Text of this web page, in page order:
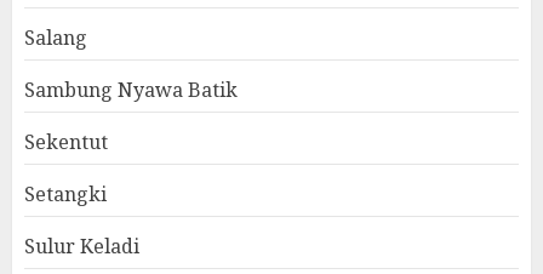
Salang
Sambung Nyawa Batik
Sekentut
Setangki
Sulur Keladi